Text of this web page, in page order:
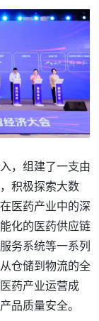
，组建了一支由
积极探索大数
医药产业中的深
化的医药供应链
务系统等一系列
仓储到物流的全
药产业运营成
品质量安全。